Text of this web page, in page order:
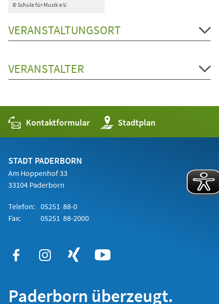
© Schule für Musik e.V.
VERANSTALTUNGSORT
VERANSTALTER
Kontaktformular Stadtplan
(Öffnet
in
einem
STADT PADERBORN
Am Hoppenhof 33
33104 Paderborn
Telefon: 05251 88-0
Fax:
05251 88-2000
Paderborn überzeugt.